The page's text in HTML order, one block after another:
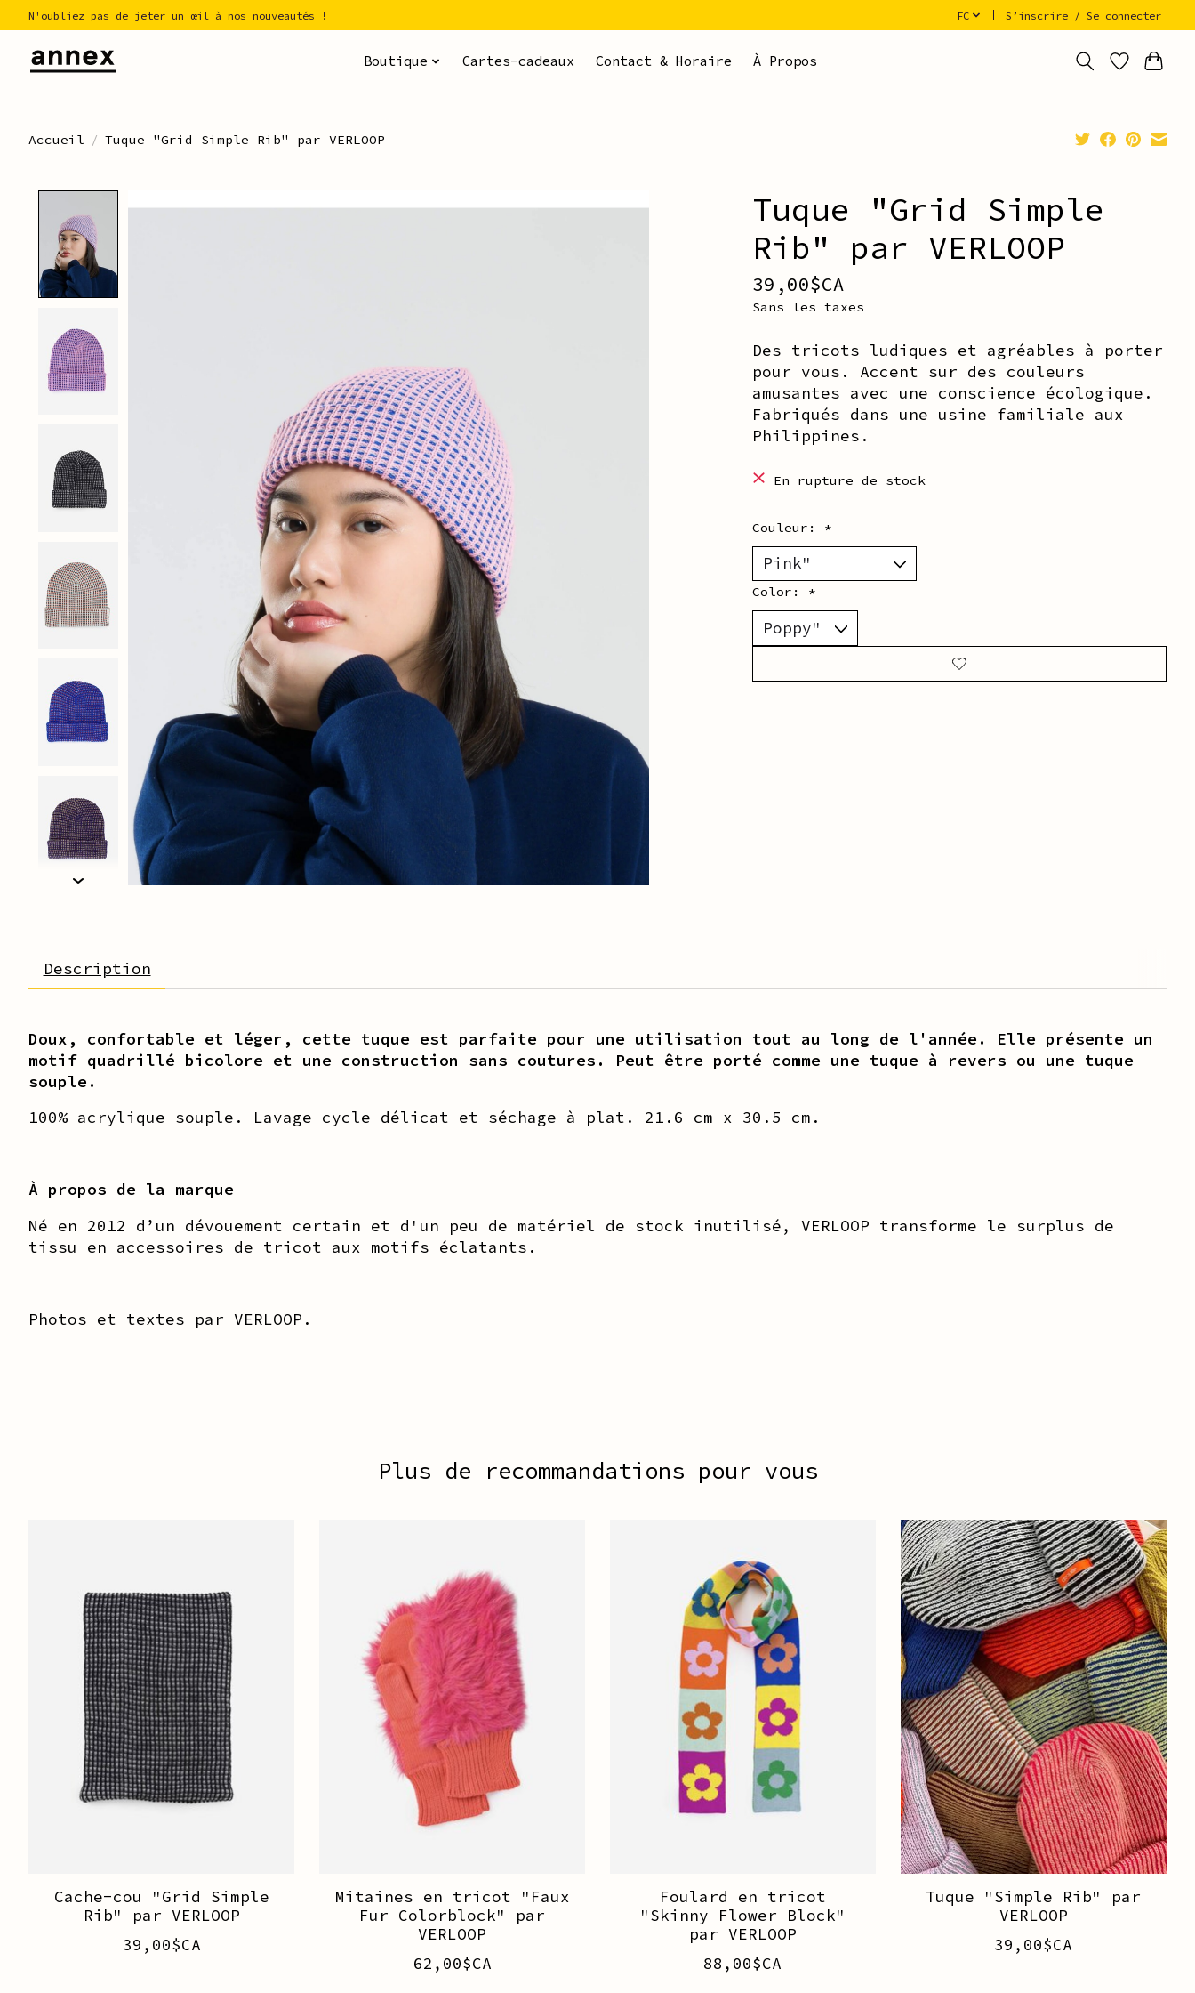
N'oubliez pas de jeter un œil à nos nouveautés ! FC S’inscrire / Se connecter
Boutique Cartes-cadeaux Contact & Horaire À Propos
Accueil / Tuque "Grid Simple Rib" par VERLOOP
Tuque "Grid Simple
Rib" par VERLOOP
39,00$CA
Sans les taxes
Des tricots ludiques et agréables à porter
pour vous. Accent sur des couleurs
amusantes avec une conscience écologique.
Fabriqués dans une usine familiale aux
Philippines.
En rupture de stock
Couleur: *
Color: *
Description
Doux, confortable et léger, cette tuque est parfaite pour une utilisation tout au long de l'année. Elle présente un
motif quadrillé bicolore et une construction sans coutures. Peut être porté comme une tuque à revers ou une tuque
souple.
100% acrylique souple. Lavage cycle délicat et séchage à plat. 21.6 cm x 30.5 cm .
À propos de la marque
Né en 2012 d’un dévouement certain et d'un peu de matériel de stock inutilisé, VERLOOP transforme le surplus de
tissu en accessoires de tricot aux motifs éclatants.
Photos et textes par VERLOOP.
Plus de recommandations pour vous
Cache-cou "Grid Simple
Rib" par VERLOOP
39,00$CA
Mitaines en tricot "Faux
Fur Colorblock" par
VERLOOP
62,00$CA
Foulard en tricot
"Skinny Flower Block"
par VERLOOP
88,00$CA
Tuque "Simple Rib" par
VERLOOP
39,00$CA